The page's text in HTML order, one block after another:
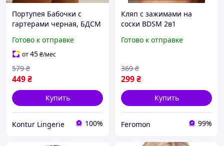
Портупея Бабочки с
гартерами черная, БДСМ
эротическая портупея.
гартеры на ноги
Готово к отправке
от45₴/мес
449₴
579 ₴
Купить
Kontur Lingerie 100%
Кляп с зажимами на
соски BDSM 2в1
для ролевых игр
Готово к отправке
299₴
369 ₴
Купить
Feromon 99%